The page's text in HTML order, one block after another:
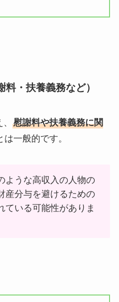
・扶養義務など）
慰謝料や扶養義務に関
一般的です。
ような高収入の人物の
産分与を避けるための
ている可能性がありま